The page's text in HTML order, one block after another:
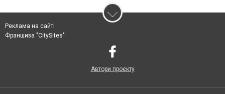
Реклама на сайті
Франшиза "CitySites"
Автори проєкту